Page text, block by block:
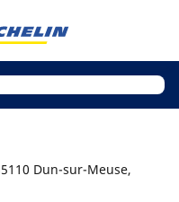
Dun-sur-Meuse,